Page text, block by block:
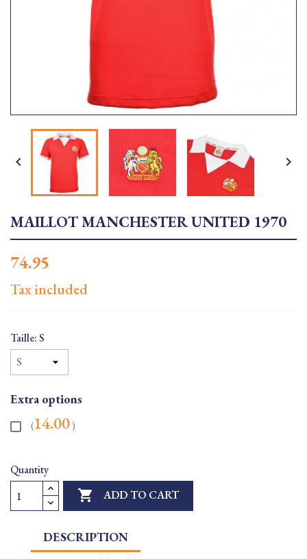
 
MAILLOT MANCHESTER UNITED 1970
74.95
Tax included
Taille: S
Extra options
(14.00 )
Quantity
 ADD TO CART
DESCRIPTION